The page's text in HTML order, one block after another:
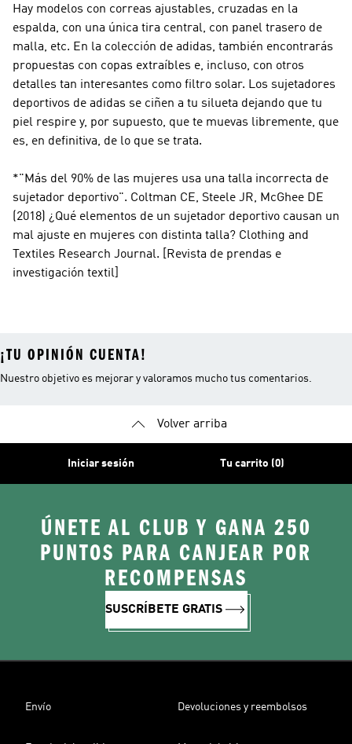
Hay modelos con correas ajustables, cruzadas en la
espalda, con una única tira central, con panel trasero de
malla, etc. En la colección de adidas, también encontrarás
propuestas con copas extraíbles e, incluso, con otros
detalles tan interesantes como filtro solar. Los sujetadores
deportivos de adidas se ciñen a tu silueta dejando que tu
piel respire y, por supuesto, que te muevas libremente, que
es, en definitiva, de lo que se trata.
*"Más del 90% de las mujeres usa una talla incorrecta de
sujetador deportivo". Coltman CE, Steele JR, McGhee DE
(2018) ¿Qué elementos de un sujetador deportivo causan un
mal ajuste en mujeres con distinta talla? Clothing and
Textiles Research Journal. [Revista de prendas e
investigación textil]
¡TU OPINIÓN CUENTA!
Nuestro objetivo es mejorar y valoramos mucho tus comentarios.
Volver arriba
Iniciar sesión Tu carrito (0)
ÚNETE AL CLUB Y GANA 250
PUNTOS PARA CANJEAR POR
RECOMPENSAS
SUSCRÍBETE GRATIS
Envío Devoluciones y reembolsos